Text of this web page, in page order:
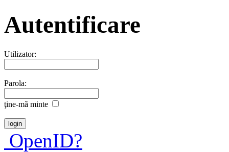
Autentificare
Utilizator:
Parola:
ţine-mã minte
OpenID?